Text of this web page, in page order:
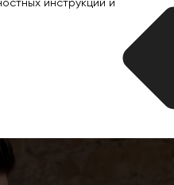
инструкций и